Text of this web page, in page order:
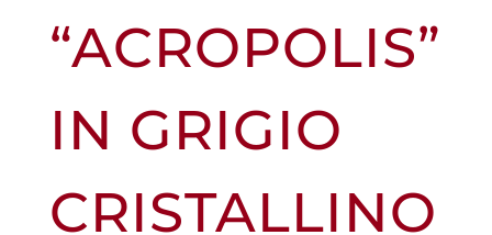
“ACROPOLIS”
IN GRIGIO
CRISTALLINO